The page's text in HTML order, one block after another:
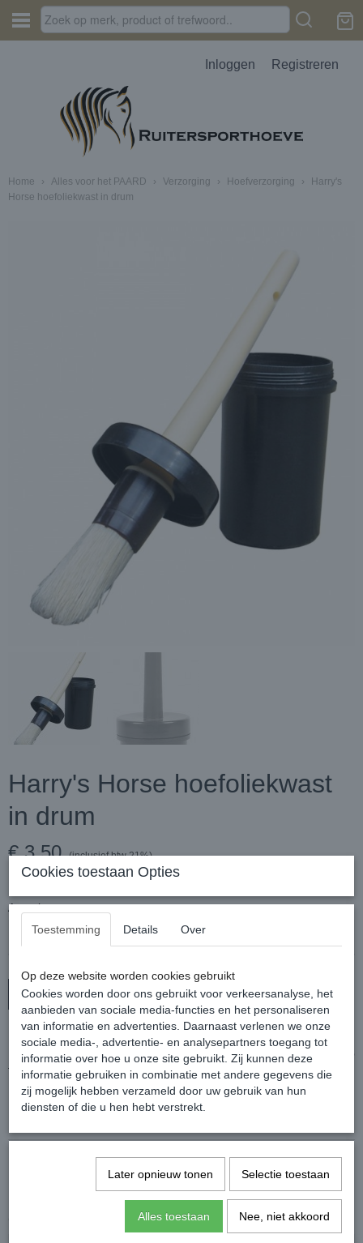
Inloggen Registreren
Home › Alles voor het PAARD › Verzorging › Hoefverzorging ›
Harry's
Horse hoefoliekwast in drum
Harry's Horse hoefoliekwast
in drum
€ 3,50 (inclusief btw 21%)
Op voorraad
Aantal
In winkelwagen
Hoefoliekwast in een potje voorzien van een natuur haren borstel.
Ideaal om hoefolie aan te brengen en vervolgens weer makkelijk op
te bergen.
Reacties
Cookies toestaan Opties
Toestemming Details Over
Op deze website worden cookies gebruikt
Cookies worden door ons gebruikt voor verkeersanalyse, het
aanbieden van sociale media-functies en het personaliseren
van informatie en advertenties. Daarnaast verlenen we onze
sociale media-, advertentie- en analysepartners toegang tot
informatie over hoe u onze site gebruikt. Zij kunnen deze
informatie gebruiken in combinatie met andere gegevens die
zij mogelijk hebben verzameld door uw gebruik van hun
diensten of die u hen hebt verstrekt.
Later opnieuw tonen Selectie toestaan
Alles toestaan Nee, niet akkoord